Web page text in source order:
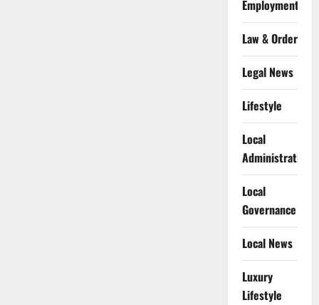
Employment
Law & Order
Legal News
Lifestyle
Local
Administration
Local
Governance
Local News
Luxury
Lifestyle